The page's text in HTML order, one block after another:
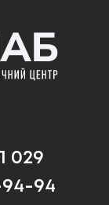
029
94